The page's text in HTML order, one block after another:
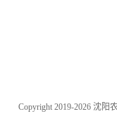
Copyright 2019-2026 沈